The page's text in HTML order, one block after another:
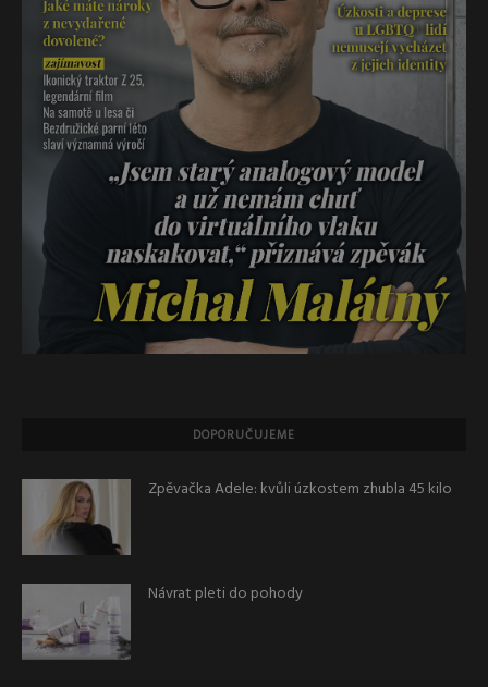
DOPORUČUJEME
Zpěvačka Adele: kvůli úzkostem zhubla 45 kilo
Návrat pleti do pohody